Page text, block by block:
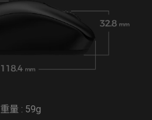
重量 : 59g